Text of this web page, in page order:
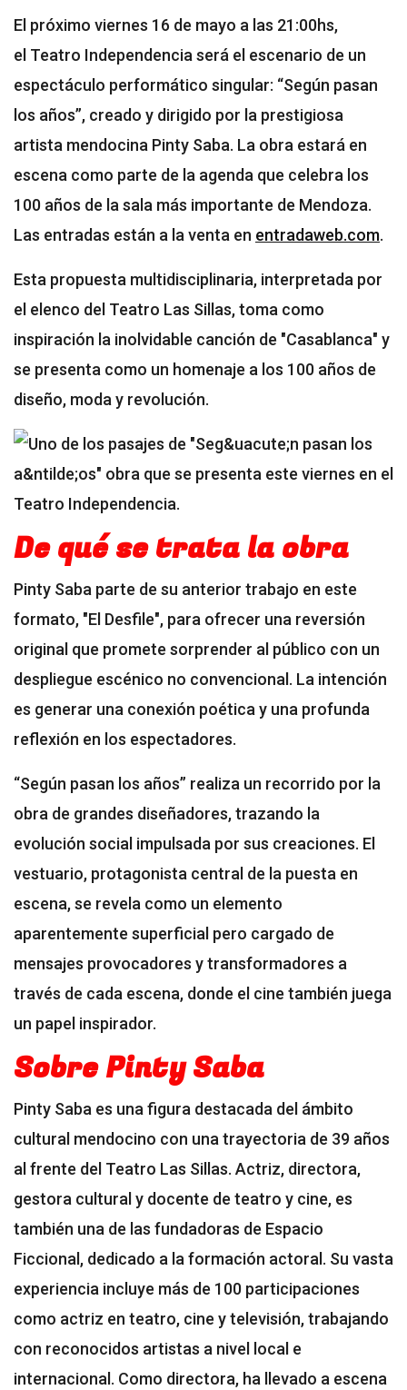
El próximo viernes 16 de mayo a las 21:00hs,
el Teatro Independencia será el escenario de un
espectáculo performático singular: “Según pasan
los años”, creado y dirigido por la prestigiosa
artista mendocina Pinty Saba. La obra estará en
escena como parte de la agenda que celebra los
100 años de la sala más importante de Mendoza.
Las entradas están a la venta en entradaweb.com.
Esta propuesta multidisciplinaria, interpretada por
el elenco del Teatro Las Sillas, toma como
inspiración la inolvidable canción de "Casablanca" y
se presenta como un homenaje a los 100 años de
diseño, moda y revolución.
De qué se trata la obra
Pinty Saba parte de su anterior trabajo en este
formato, "El Desfile", para ofrecer una reversión
original que promete sorprender al público con un
despliegue escénico no convencional. La intención
es generar una conexión poética y una profunda
reflexión en los espectadores.
“Según pasan los años” realiza un recorrido por la
obra de grandes diseñadores, trazando la
evolución social impulsada por sus creaciones. El
vestuario, protagonista central de la puesta en
escena, se revela como un elemento
aparentemente superficial pero cargado de
mensajes provocadores y transformadores a
través de cada escena, donde el cine también juega
un papel inspirador.
Sobre Pinty Saba
Pinty Saba es una figura destacada del ámbito
cultural mendocino con una trayectoria de 39 años
al frente del Teatro Las Sillas. Actriz, directora,
gestora cultural y docente de teatro y cine, es
también una de las fundadoras de Espacio
Ficcional, dedicado a la formación actoral. Su vasta
experiencia incluye más de 100 participaciones
como actriz en teatro, cine y televisión, trabajando
con reconocidos artistas a nivel local e
internacional. Como directora, ha llevado a escena